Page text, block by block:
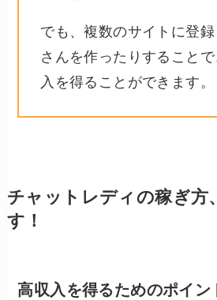
でも、複数のサイトに登
さんを作ったりすること
入を得ることができます。
チャットレディの稼ぎ方
す！
高収入を得るためのポイン